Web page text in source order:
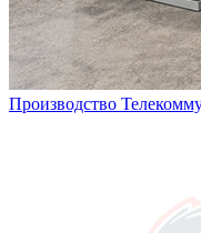
Производство